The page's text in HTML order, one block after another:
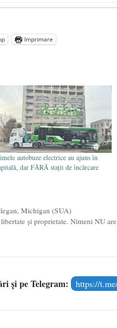
președintele Ucrainei,
aprilie 2026
poetului Octavian Goga,
Imprimare
autobuze electrice au ajuns în
dar FĂRĂ stații de încărcare
Michigan (SUA)
și proprietate. Nimeni NU
și pe Telegram: https://